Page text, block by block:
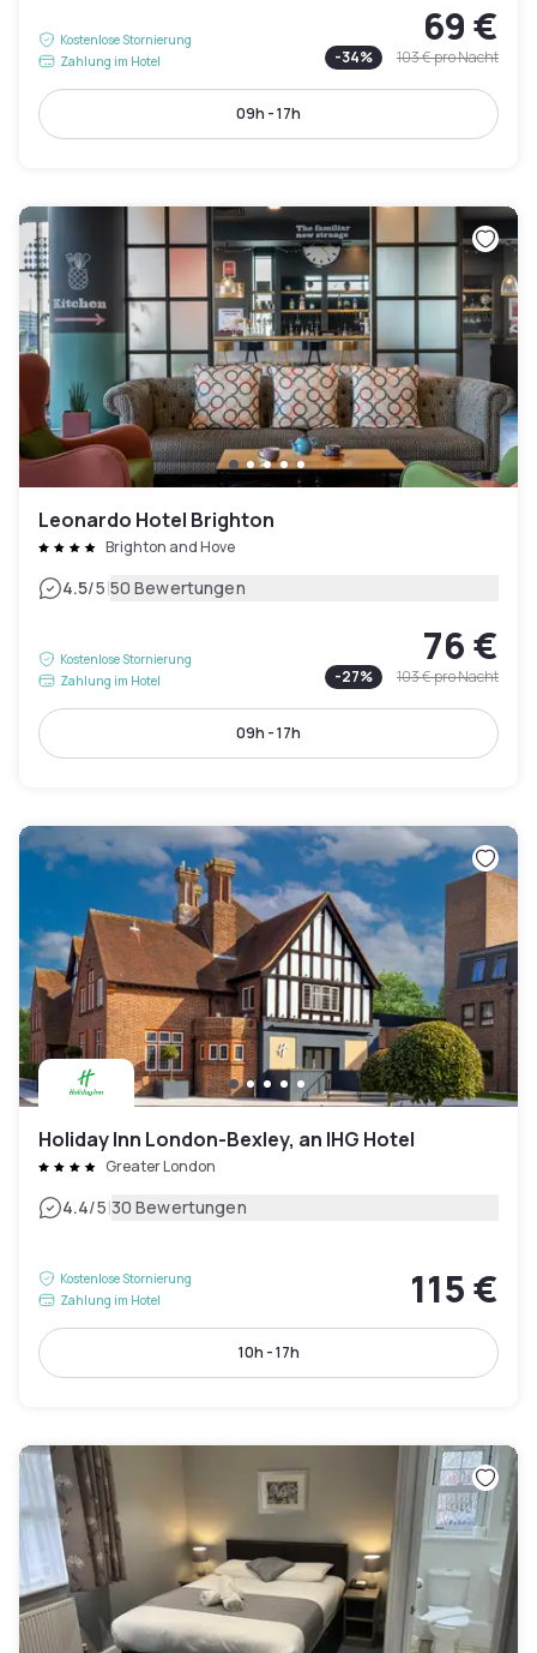
Kostenlose Stornierung
Zahlung im Hotel
69 €
-34% 103 €pro Nacht
09h - 17h
Leonardo Hotel Brighton
Brighton and Hove
4.5/5|50 Bewertungen
Kostenlose Stornierung
Zahlung im Hotel
76 €
-27% 103 €pro Nacht
09h - 17h
Holiday Inn London-Bexley, an IHG Hotel
Greater London
4.4/5|30 Bewertungen
Kostenlose Stornierung
Zahlung im Hotel
115 €
10h - 17h